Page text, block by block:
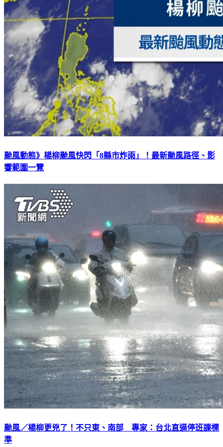
颱風動態》楊柳颱風快閃「8縣市炸雨」！最新颱風路徑、影
颱風／楊柳更兇了！不只東、南部 專家：台北直逼停班課標